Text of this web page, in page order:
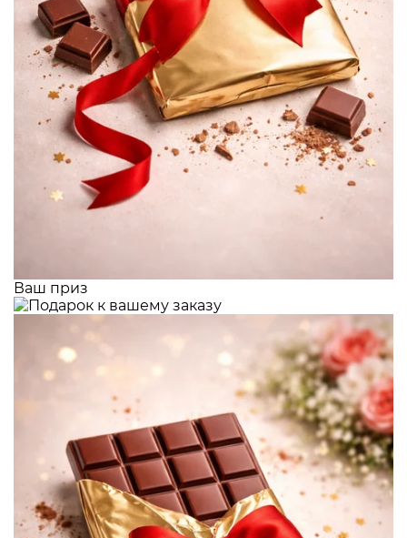
Ваш приз